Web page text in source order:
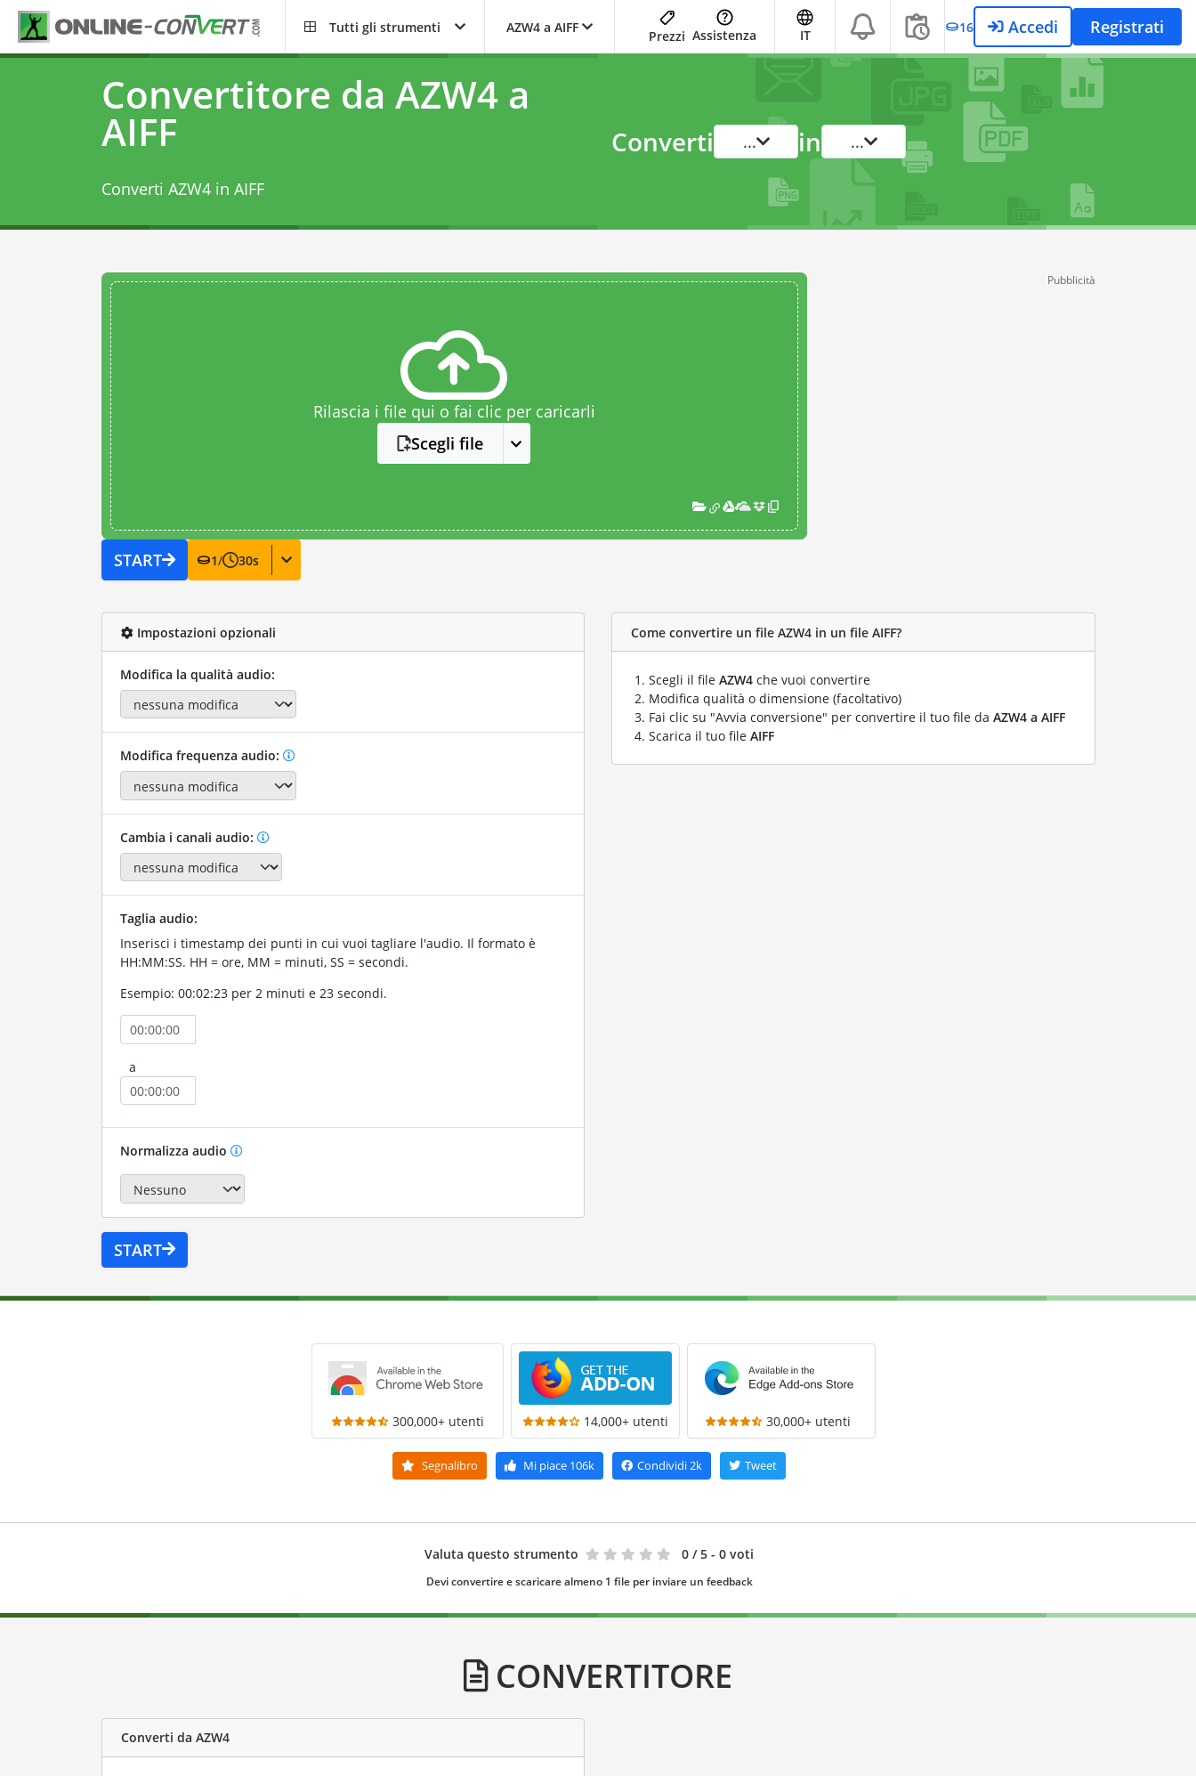
Tutti gli strumenti AZW4 a AIFF
Prezzi Assistenza IT 16 Accedi Registrati
Convertitore da AZW4 a
AIFF
Converti AZW4 in AIFF
Converti ... in ...
Rilascia i file qui o fai clic per caricarli
Scegli file
START 1/ 30s
Pubblicità
Impostazioni opzionali
Modifica la qualità audio:
Modifica frequenza audio:
Cambia i canali audio:
Taglia audio:
Inserisci i timestamp dei punti in cui vuoi tagliare l'audio. Il formato è
HH:MM:SS. HH = ore, MM = minuti, SS = secondi.
Esempio: 00:02:23 per 2 minuti e 23 secondi.
a
Normalizza audio
START
Come convertire un file AZW4 in un file AIFF?
Scegli il file AZW4 che vuoi convertire
Modifica qualità o dimensione (facoltativo)
Fai clic su "Avvia conversione" per convertire il tuo file da AZW4 a AIFF
Scarica il tuo file AIFF
300,000+ utenti 14,000+ utenti 30,000+ utenti
Segnalibro Mi piace 106k Condividi2k Tweet
Valuta questo strumento 0 / 5 - 0 voti
Devi convertire e scaricare almeno 1 file per inviare un feedback
CONVERTITORE
Converti da AZW4